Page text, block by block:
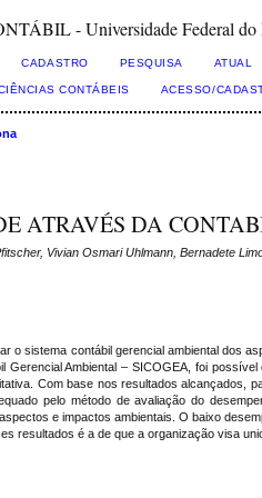
- Universidade Federal do
CADASTRO PESQUISA ATUAL
CONTÁBEIS ACESSO/
ATRAVÉS DA
Vivian Osmari Uhlmann, Bernadete
o sistema contábil gerencial ambiental dos
Gerencial Ambiental – SICOGEA, foi
Com base nos resultados
pelo método de avaliação do
e impactos ambientais. O baixo
resultados é a de que a organização visa